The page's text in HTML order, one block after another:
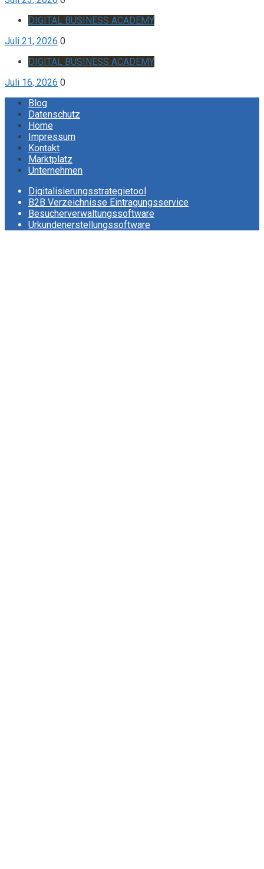
DIGITAL BUSINESS ACADEMY
Juli 21, 2026 0
DIGITAL BUSINESS ACADEMY
Juli 16, 2026 0
Blog
Datenschutz
Home
Impressum
Kontakt
Marktplatz
Unternehmen
Digitalisierungsstrategietool
B2B Verzeichnisse Eintragungsservice
Besucherverwaltungssoftware
Urkundenerstellungssoftware